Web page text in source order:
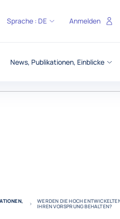
News, Publikationen, Einblicke
Sprache : DE Anmelden
WERDEN DIE HOCH
IHREN VORSPRUNG BEHALTEN?